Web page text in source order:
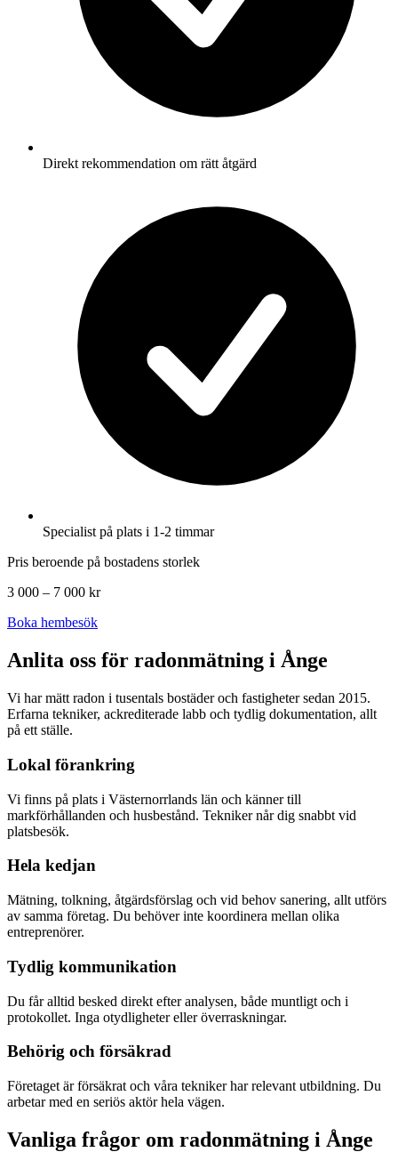
Direkt rekommendation om rätt åtgärd
Specialist på plats i 1-2 timmar
Pris beroende på bostadens storlek
3 000 – 7 000 kr
Boka hembesök
Anlita oss för radonmätning i Ånge
Vi har mätt radon i tusentals bostäder och fastigheter sedan 2015.
Erfarna tekniker, ackrediterade labb och tydlig dokumentation, allt
på ett ställe.
Lokal förankring
Vi finns på plats i Västernorrlands län och känner till
markförhållanden och husbestånd. Tekniker når dig snabbt vid
platsbesök.
Hela kedjan
Mätning, tolkning, åtgärdsförslag och vid behov sanering, allt utförs
av samma företag. Du behöver inte koordinera mellan olika
entreprenörer.
Tydlig kommunikation
Du får alltid besked direkt efter analysen, både muntligt och i
protokollet. Inga otydligheter eller överraskningar.
Behörig och försäkrad
Företaget är försäkrat och våra tekniker har relevant utbildning. Du
arbetar med en seriös aktör hela vägen.
Vanliga frågor om radonmätning i Ånge